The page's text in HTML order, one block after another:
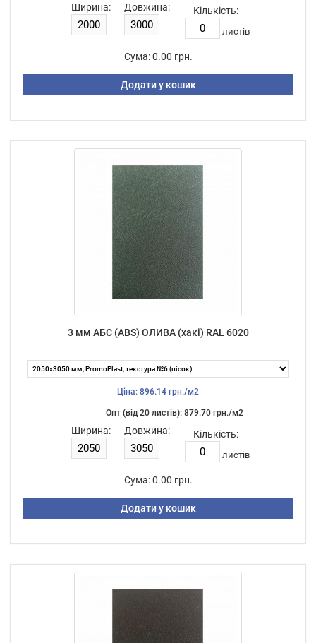
Ширина: Довжина: Кількість:
листiв
Сума: 0.00 грн.
Додати у кошик
3 мм АБС (ABS) ОЛИВА (хакі) RAL 6020
Ціна: 896.14 грн./м2
Опт (від 20 листiв): 879.70 грн./м2
Ширина: Довжина: Кількість:
листiв
Сума: 0.00 грн.
Додати у кошик